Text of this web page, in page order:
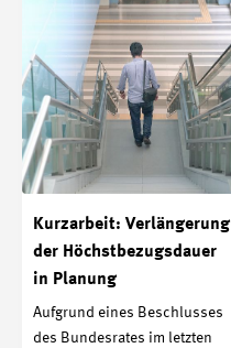
Kurzarbeit: Verlängerung
der Höchstbezugsdauer
in Planung
Aufgrund eines Beschlusses
des Bundesrates im letzten